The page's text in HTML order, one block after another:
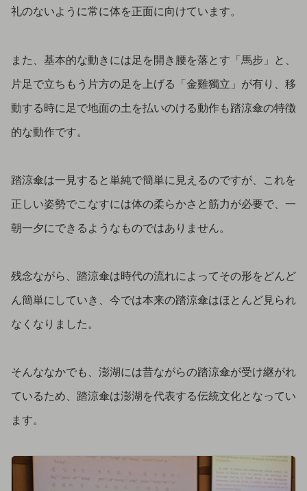
礼のないように常に体を正面に向けています。
また、基本的な動きには足を開き腰を落とす「馬步」と、
片足で立ちもう片方の足を上げる「金雞獨立」が有り、移
動する時に足で地面の土を払いのける動作も踏涼傘の特徴
的な動作です。
踏涼傘は一見すると単純で簡単に見えるのですが、これを
正しい姿勢でこなすには体の柔らかさと筋力が必要で、一
朝一夕にできるようなものではありません。
残念ながら、踏涼傘は時代の流れによってその形をどんど
ん簡単にしていき、今では本来の踏涼傘はほとんど見られ
なくなりました。
そんななかでも、澎湖には昔ながらの踏涼傘が受け継がれ
ているため、踏涼傘は澎湖を代表する伝統文化となってい
ます。